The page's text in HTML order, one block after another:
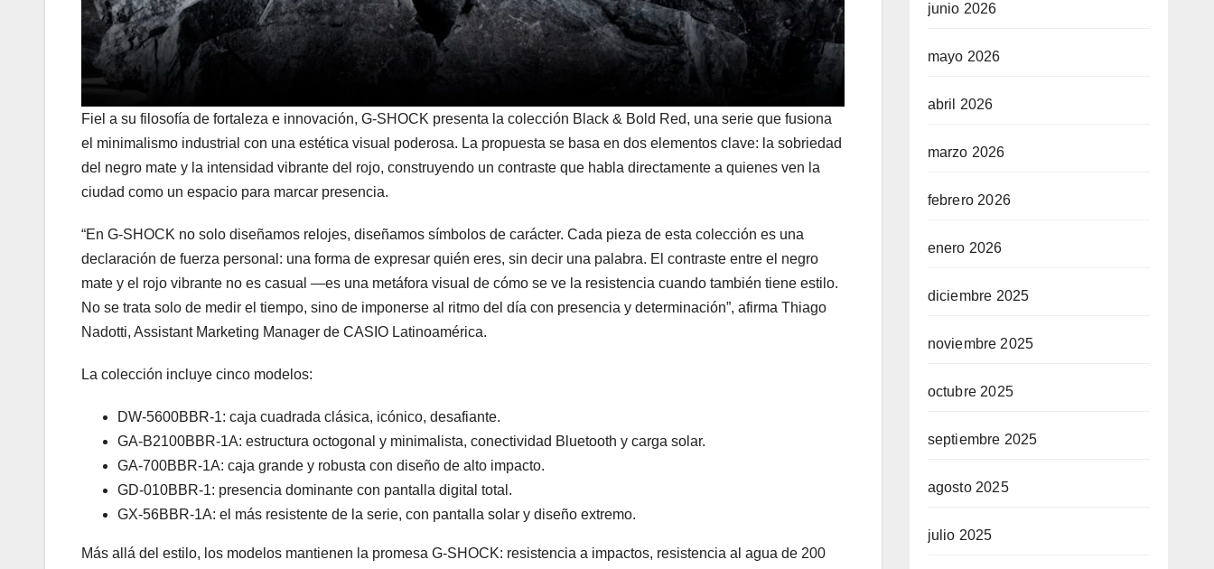
Fiel a su filosofía de fortaleza e innovación, G-SHOCK presenta la colección Black & Bold Red, una serie que fusiona
el minimalismo industrial con una estética visual poderosa. La propuesta se basa en dos elementos clave: la sobriedad
del negro mate y la intensidad vibrante del rojo, construyendo un contraste que habla directamente a quienes ven la
ciudad como un espacio para marcar presencia.
“En G-SHOCK no solo diseñamos relojes, diseñamos símbolos de carácter. Cada pieza de esta colección es una
declaración de fuerza personal: una forma de expresar quién eres, sin decir una palabra. El contraste entre el negro
mate y el rojo vibrante no es casual —es una metáfora visual de cómo se ve la resistencia cuando también tiene estilo.
No se trata solo de medir el tiempo, sino de imponerse al ritmo del día con presencia y determinación”, afirma Thiago
Nadotti, Assistant Marketing Manager de CASIO Latinoamérica.
La colección incluye cinco modelos:
DW-5600BBR-1: caja cuadrada clásica, icónico, desafiante.
GA-B2100BBR-1A: estructura octogonal y minimalista, conectividad Bluetooth y carga solar.
GA-700BBR-1A: caja grande y robusta con diseño de alto impacto.
GD-010BBR-1: presencia dominante con pantalla digital total.
GX-56BBR-1A: el más resistente de la serie, con pantalla solar y diseño extremo.
Más allá del estilo, los modelos mantienen la promesa G-SHOCK: resistencia a impactos, resistencia al agua de 200
junio 2026
mayo 2026
abril 2026
marzo 2026
febrero 2026
enero 2026
diciembre 2025
noviembre 2025
octubre 2025
septiembre 2025
agosto 2025
julio 2025